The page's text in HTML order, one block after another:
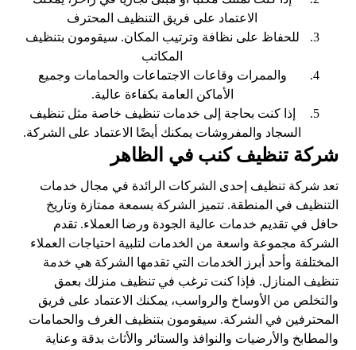
الاعتماد على فريق التنظيف المحترف
للحفاظ على نظافة وترتيب المكان. سيقومون بتنظيف
المكاتب
والممرات وقاعات الاجتماعات والحمامات وجميع
الأماكن العامة بكفاءة عالية.
إذا كنت بحاجة إلى خدمات تنظيف خاصة مثل تنظيف
السجاد والمفروشات يمكنك أيضًا الاعتماد على الشركة.
شركة تنظيف كنب في الظاهر
تعد شركة تنظيف إحدى الشركات الرائدة في مجال خدمات
التنظيف في المنطقة. تتميز الشركة بسمعة ممتازة وتاريخ
حافل في تقديم خدمات عالية الجودة ورضا العملاء. تقدم
الشركة مجموعة واسعة من الخدمات لتلبية احتياجات العملاء
المختلفة وأحد أبرز الخدمات التي تقدمها الشركة هي خدمة
تنظيف المنازل. فإذا كنت ترغب في تنظيف منزلك بعمق
والتخلص من الأوساخ والرواسب، يمكنك الاعتماد على فريق
المحترفين في الشركة. سيقومون بتنظيف الغرف والحمامات
والمطابخ والأرضيات والنوافذ والستائر والأثاث بدقة وعناية